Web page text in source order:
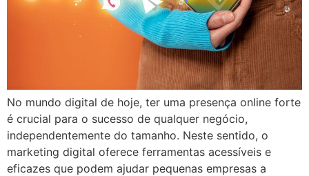
No mundo digital de hoje, ter uma presença online forte
é crucial para o sucesso de qualquer negócio,
independentemente do tamanho. Neste sentido, o
marketing digital oferece ferramentas acessíveis e
eficazes que podem ajudar pequenas empresas a